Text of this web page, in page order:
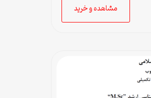
مشاهده و خرید